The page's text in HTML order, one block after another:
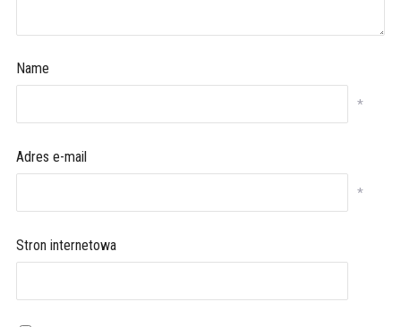
Name
*
Adres e-mail
*
Stron internetowa